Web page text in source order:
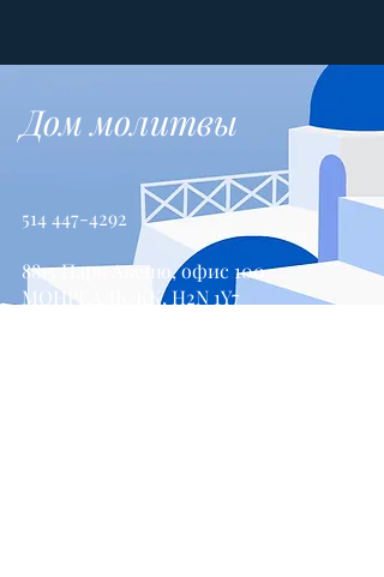
Дом молитвы
514 447-4292
8815 Парк Авеню, офис 100
МОНРЕАЛЬ, КК, H2N 1Y7